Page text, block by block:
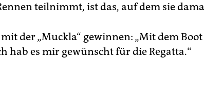
teilnimmt, ist das, auf dem sie
der „Muckla“ gewinnen: „Mit dem
hab es mir gewünscht für die Regatta.“